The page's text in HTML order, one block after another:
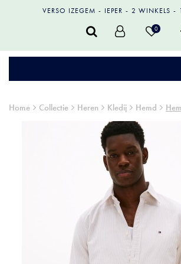
VERSO IZEGEM IEPER 2 WINKELS
0
Home Collectie Heren Kledij Hemd